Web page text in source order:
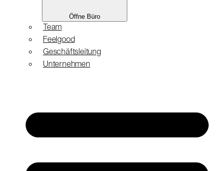
Öffne Büro
Team
Feelgood
Geschäftsleitung
Unternehmen